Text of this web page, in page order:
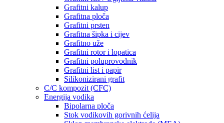
Grafitni kalup
Grafitna ploča
Grafitni prsten
Grafitna šipka i cijev
Grafitno uže
Grafitni rotor i lopatica
Grafitni poluprovodnik
Grafitni list i papir
Silikonizirani grafit
C/C kompozit (CFC)
Energija vodika
Bipolarna ploča
Stok vodikovih gorivnih ćelija